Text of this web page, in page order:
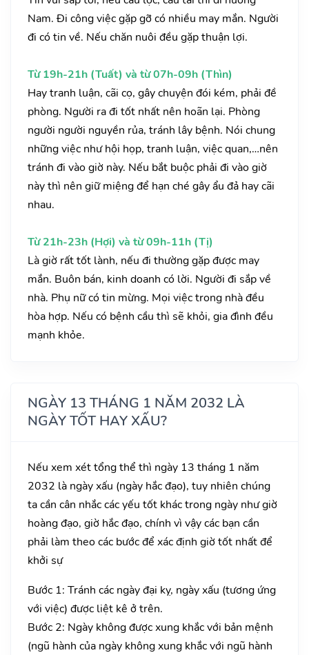
Nam. Đi công việc gặp gỡ có nhiều may mắn. Người
đi có tin về. Nếu chăn nuôi đều gặp thuận lợi.
Từ 19h-21h (Tuất) và từ 07h-09h (Thìn)
Hay tranh luận, cãi cọ, gây chuyện đói kém, phải đề
phòng. Người ra đi tốt nhất nên hoãn lại. Phòng
người người nguyền rủa, tránh lây bệnh. Nói chung
những việc như hội họp, tranh luận, việc quan,…nên
tránh đi vào giờ này. Nếu bắt buộc phải đi vào giờ
này thì nên giữ miệng để hạn ché gây ẩu đả hay cãi
nhau.
Từ 21h-23h (Hợi) và từ 09h-11h (Tị)
Là giờ rất tốt lành, nếu đi thường gặp được may
mắn. Buôn bán, kinh doanh có lời. Người đi sắp về
nhà. Phụ nữ có tin mừng. Mọi việc trong nhà đều
hòa hợp. Nếu có bệnh cầu thì sẽ khỏi, gia đình đều
mạnh khỏe.
NGÀY 13 THÁNG 1 NĂM 2032 LÀ
NGÀY TỐT HAY XẤU?
Nếu xem xét tổng thể thì ngày 13 tháng 1 năm
2032 là ngày xấu (ngày hắc đạo), tuy nhiên chúng
ta cần cân nhắc các yếu tốt khác trong ngày như giờ
hoàng đạo, giờ hắc đạo, chính vì vậy các bạn cần
phải làm theo các bước để xác định giờ tốt nhất để
khởi sự
Bước 1: Tránh các ngày đại kỵ, ngày xấu (tương ứng
với việc) được liệt kê ở trên.
Bước 2: Ngày không được xung khắc với bản mệnh
(ngũ hành của ngày không xung khắc với ngũ hành